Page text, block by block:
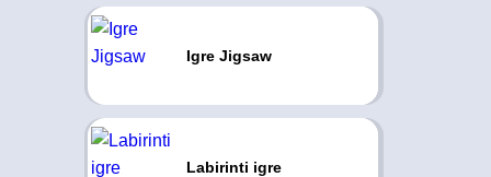
Igre Jigsaw
Labirinti igre